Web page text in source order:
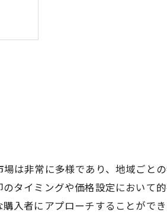
は非常に多様であり、地域ごと
タイミングや価格設定において
入者にアプローチすることがで